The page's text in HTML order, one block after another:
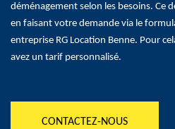
déménagement selon les besoins. Ce
en faisant votre demande via le
entreprise RG Location Benne. Pour
avez un tarif personnalisé.
CONTACTEZ-NOUS